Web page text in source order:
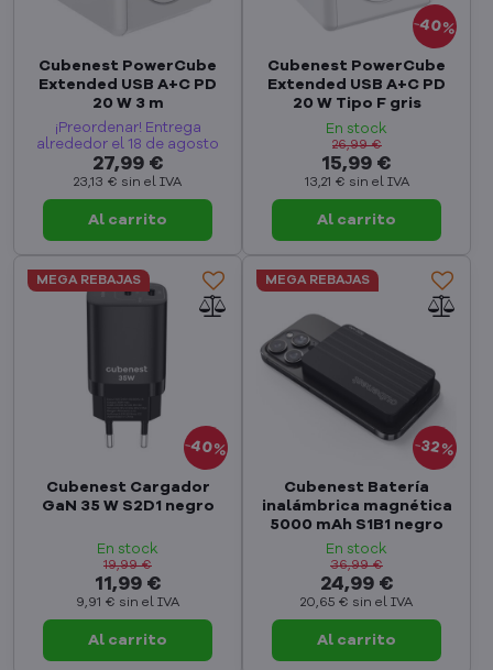
Cubenest PowerCube
Extended USB A+C PD
20 W 3 m
¡Preordenar! Entrega
alrededor el 18 de agosto
27,99 €
23,13 € sin el IVA
Al carrito
40%
Cubenest PowerCube
Extended USB A+C PD
20 W Tipo F gris
En stock
15,99 €
13,21 € sin el IVA
26,99 €
Al carrito
40%
MEGA REBAJAS
Cubenest Cargador
GaN 35 W S2D1 negro
En stock
11,99 €
9,91 € sin el IVA
19,99 €
Al carrito
32%
MEGA REBAJAS
Cubenest Batería
inalámbrica magnética
5000 mAh S1B1 negro
En stock
24,99 €
20,65 € sin el IVA
36,99 €
Al carrito